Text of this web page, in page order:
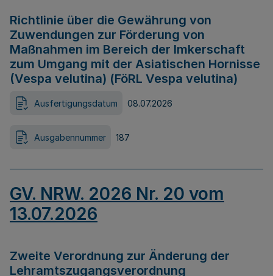
Richtlinie über die Gewährung von
Zuwendungen zur Förderung von
Maßnahmen im Bereich der Imkerschaft
zum Umgang mit der Asiatischen Hornisse
(Vespa velutina) (FöRL Vespa velutina)
Ausfertigungsdatum 08.07.2026
Ausgabennummer 187
GV. NRW. 2026 Nr. 20 vom
13.07.2026
Zweite Verordnung zur Änderung der
Lehramtszugangsverordnung